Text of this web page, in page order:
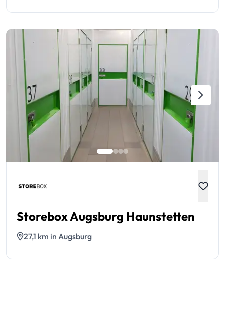
Storebox Augsburg Haunstetten
27,1 km in Augsburg